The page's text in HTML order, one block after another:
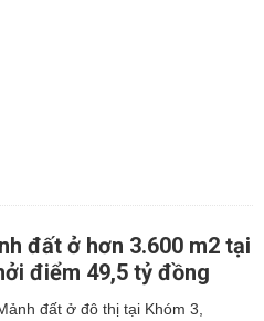
đất ở hơn 3.600 m2 tại
điểm 49,5 tỷ đồng
đất ở đô thị tại Khóm 3,